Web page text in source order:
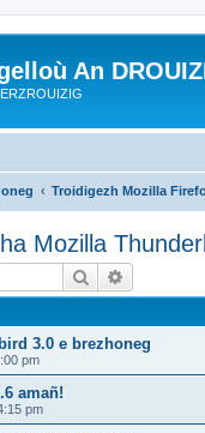
An
Troidigezh Mozilla
Mozilla
Rechercher
3.0 e brezhoneg
pm
amañ!
pm